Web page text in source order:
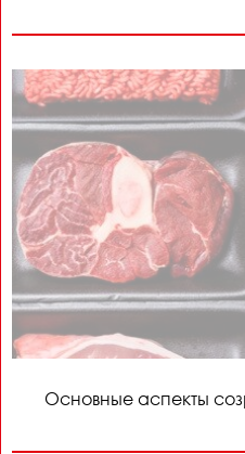
Основные аспекты